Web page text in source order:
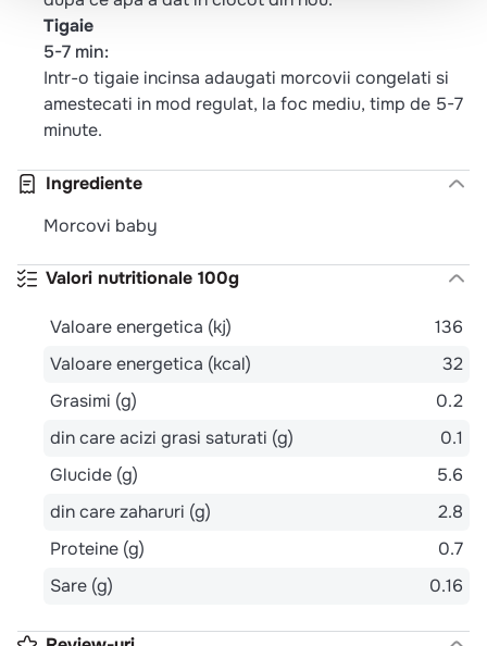
Tigaie
5-7 min:
Intr-o tigaie incinsa adaugati morcovii congelati si
amestecati in mod regulat, la foc mediu, timp de 5-7
minute.
Ingrediente
Morcovi baby
Valori nutritionale 100g
Valoare energetica (kj)
136
Valoare energetica (kcal)
32
Grasimi (g)
0.2
din care acizi grasi saturati (g)
0.1
Glucide (g)
5.6
din care zaharuri (g)
2.8
Proteine (g)
0.7
Sare (g)
0.16